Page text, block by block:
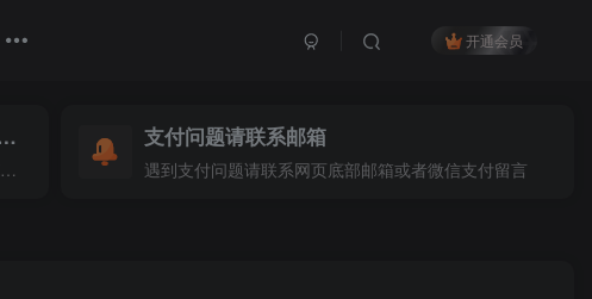
开通会员
内核浏览器进行浏览本站
请使用edge、谷歌、苹果等Chrome内核浏览器浏览本站
支付问题请联系邮箱
遇到支付问题请联系网页底部邮箱或者微信支付留言